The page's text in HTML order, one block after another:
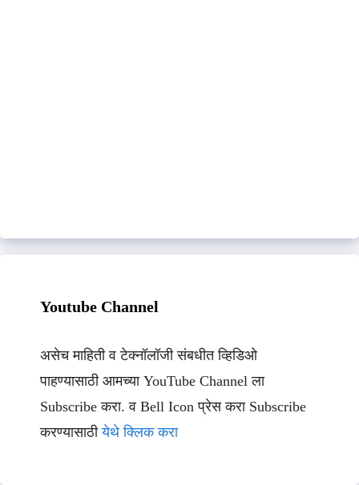
Youtube Channel
असेच माहिती व टेक्नॉलॉजी संबधीत व्हिडिओ
पाहण्यासाठी आमच्या YouTube Channel ला
Subscribe करा. व Bell Icon प्रेस करा Subscribe
करण्यासाठीयेथे क्लिक करा